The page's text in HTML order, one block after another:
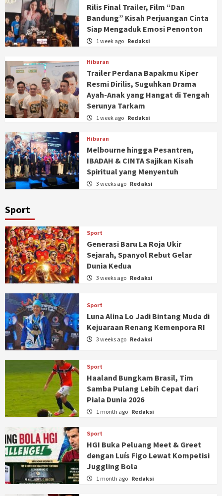
Rilis Final Trailer, Film “Dan
Bandung” Kisah Perjuangan Cinta
Siap Mengaduk Emosi Penonton
1 week ago Redaksi
Hiburan
Trailer Perdana Bapakmu Kiper
Resmi Dirilis, Suguhkan Drama
Ayah-Anak yang Hangat di Tengah
Serunya Tarkam
1 week ago Redaksi
Hiburan
Melbourne hingga Pesantren,
IBADAH & CINTA Sajikan Kisah
Spiritual yang Menyentuh
3 weeks ago Redaksi
Sport
Sport
Generasi Baru La Roja Ukir
Sejarah, Spanyol Rebut Gelar
Dunia Kedua
3 weeks ago Redaksi
Sport
Luna Alina Lo Jadi Bintang Muda di
Kejuaraan Renang Kemenpora RI
3 weeks ago Redaksi
Sport
Haaland Bungkam Brasil, Tim
Samba Pulang Lebih Cepat dari
Piala Dunia 2026
1 month ago Redaksi
Sport
HGI Buka Peluang Meet & Greet
dengan Luís Figo Lewat Kompetisi
Juggling Bola
1 month ago Redaksi